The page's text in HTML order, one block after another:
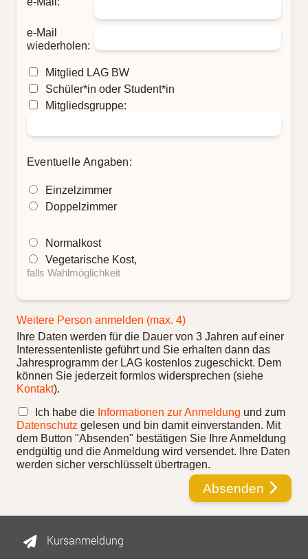
e-Mail
wiederholen:
Mitglied LAG BW
Schüler*in oder Student*in
Mitgliedsgruppe:
Eventuelle Angaben:
Einzelzimmer
Doppelzimmer
Normalkost
Vegetarische Kost,
falls Wahlmöglichkeit
Weitere Person anmelden (max. 4)
Ihre Daten werden für die Dauer von 3 Jahren auf einer
Interessentenliste geführt und Sie erhalten dann das
Jahresprogramm der LAG kostenlos zugeschickt. Dem
können Sie jederzeit formlos widersprechen (siehe
Kontakt).
Ich habe die Informationen zur Anmeldung und zum
Datenschutz gelesen und bin damit einverstanden. Mit
dem Button "Absenden" bestätigen Sie Ihre Anmeldung
endgültig und die Anmeldung wird versendet. Ihre Daten
werden sicher verschlüsselt übertragen.
Absenden
Kursanmeldung